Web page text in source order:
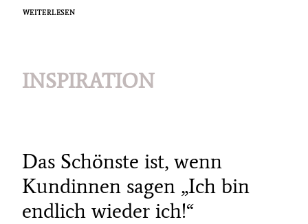
WEITERLESEN
INSPIRATION
Das Schönste ist, wenn
Kundinnen sagen „Ich bin
endlich wieder ich!“